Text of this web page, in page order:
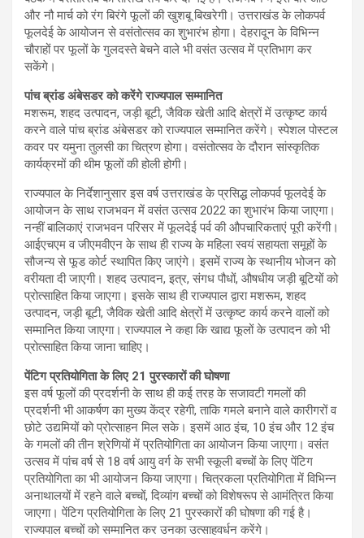
और नौ मार्च को रंग बिरंगे फूलों की खुशबू बिखरेगी। उत्तराखंड के लोकपर्व
फूलदेई के आयोजन से वसंतोत्सव का शुभारंभ होगा। देहरादून के विभिन्न
चौराहों पर फूलों के गुलदस्ते बेचने वाले भी वसंत उत्सव में प्रतिभाग कर
सकेंगे।
पांच ब्रांड अंबेसडर को करेंगे राज्यपाल सम्मानित
मशरूम, शहद उत्पादन, जड़ी बूटी, जैविक खेती आदि क्षेत्रों में उत्कृष्ट कार्य
करने वाले पांच ब्रांड अंबेसडर को राज्यपाल सम्मानित करेंगे। स्पेशल पोस्टल
कवर पर यमुना तुलसी का चित्रण होगा। वसंतोत्सव के दौरान सांस्कृतिक
कार्यक्रमों की थीम फूलों की होली होगी।
राज्यपाल के निर्देशानुसार इस वर्ष उत्तराखंड के प्रसिद्ध लोकपर्व फूलदेई के
आयोजन के साथ राजभवन में वसंत उत्सव 2022 का शुभारंभ किया जाएगा।
नन्हीं बालिकाएं राजभवन परिसर में फूलदेई पर्व की औपचारिकताएं पूरी करेंगी।
आईएचएम व जीएमवीएन के साथ ही राज्य के महिला स्वयं सहायता समूहों के
सौजन्य से फूड कोर्ट स्थापित किए जाएंगे। इसमें राज्य के स्थानीय भोजन को
वरीयता दी जाएगी। शहद उत्पादन, इत्र, संगध पौधों, औषधीय जड़ी बूटियों को
प्रोत्साहित किया जाएगा। इसके साथ ही राज्यपाल द्वारा मशरूम, शहद
उत्पादन, जड़ी बूटी, जैविक खेती आदि क्षेत्रों में उत्कृष्ट कार्य करने वालों को
सम्मानित किया जाएगा। राज्यपाल ने कहा कि खाद्य फूलों के उत्पादन को भी
प्रोत्साहित किया जाना चाहिए।
पेंटिग प्रतियोगिता के लिए 21 पुरस्कारों की घोषणा
इस वर्ष फूलों की प्रदर्शनी के साथ ही कई तरह के सजावटी गमलों की
प्रदर्शनी भी आकर्षण का मुख्य केंद्र रहेगी, ताकि गमले बनाने वाले कारीगरों व
छोटे उद्यमियों को प्रोत्साहन मिल सके। इसमें आठ इंच, 10 इंच और 12 इंच
के गमलों की तीन श्रेणियों में प्रतियोगिता का आयोजन किया जाएगा। वसंत
उत्सव में पांच वर्ष से 18 वर्ष आयु वर्ग के सभी स्कूली बच्चों के लिए पेंटिग
प्रतियोगिता का भी आयोजन किया जाएगा। चित्रकला प्रतियोगिता में विभिन्न
अनाथालयों में रहने वाले बच्चों, दिव्यांग बच्चों को विशेषरूप से आमंत्रित किया
जाएगा। पेंटिग प्रतियोगिता के लिए 21 पुरस्कारों की घोषणा की गई है।
राज्यपाल बच्चों को सम्मानित कर उनका उत्साहवर्धन करेंगे।